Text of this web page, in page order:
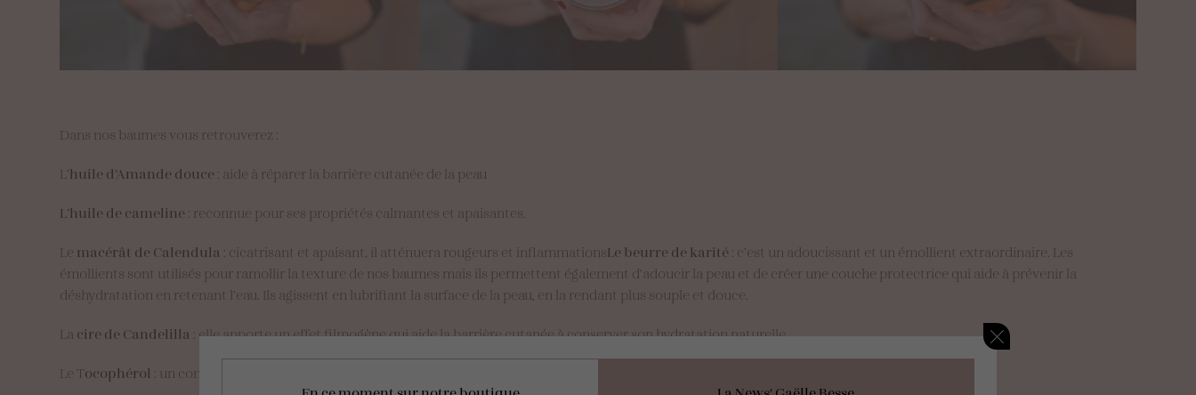
Dans nos baumes vous retrouverez :
L’huile d’Amande douce : aide à réparer la barrière cutanée de la peau
L’huile de cameline : reconnue pour ses propriétés calmantes et apaisantes.
Le macérât de Calendula : cicatrisant et apaisant, il atténuera rougeurs et inflammationsLe beurre de karité : c’est un adoucissant et un émollient extraordinaire. Les
émollients sont utilisés pour ramollir la texture de nos baumes mais ils permettent également d’adoucir la peau et de créer une couche protectrice qui aide à prévenir la
déshydratation en retenant l’eau. Ils agissent en lubrifiant la surface de la peau, en la rendant plus souple et douce.
La cire de Candelilla : elle apporte un effet filmogène qui aide la barrière cutanée à conserver son hydratation naturelle
Le Tocophérol : un conservateur à base de Vitamine E, un anti-oxydant naturel